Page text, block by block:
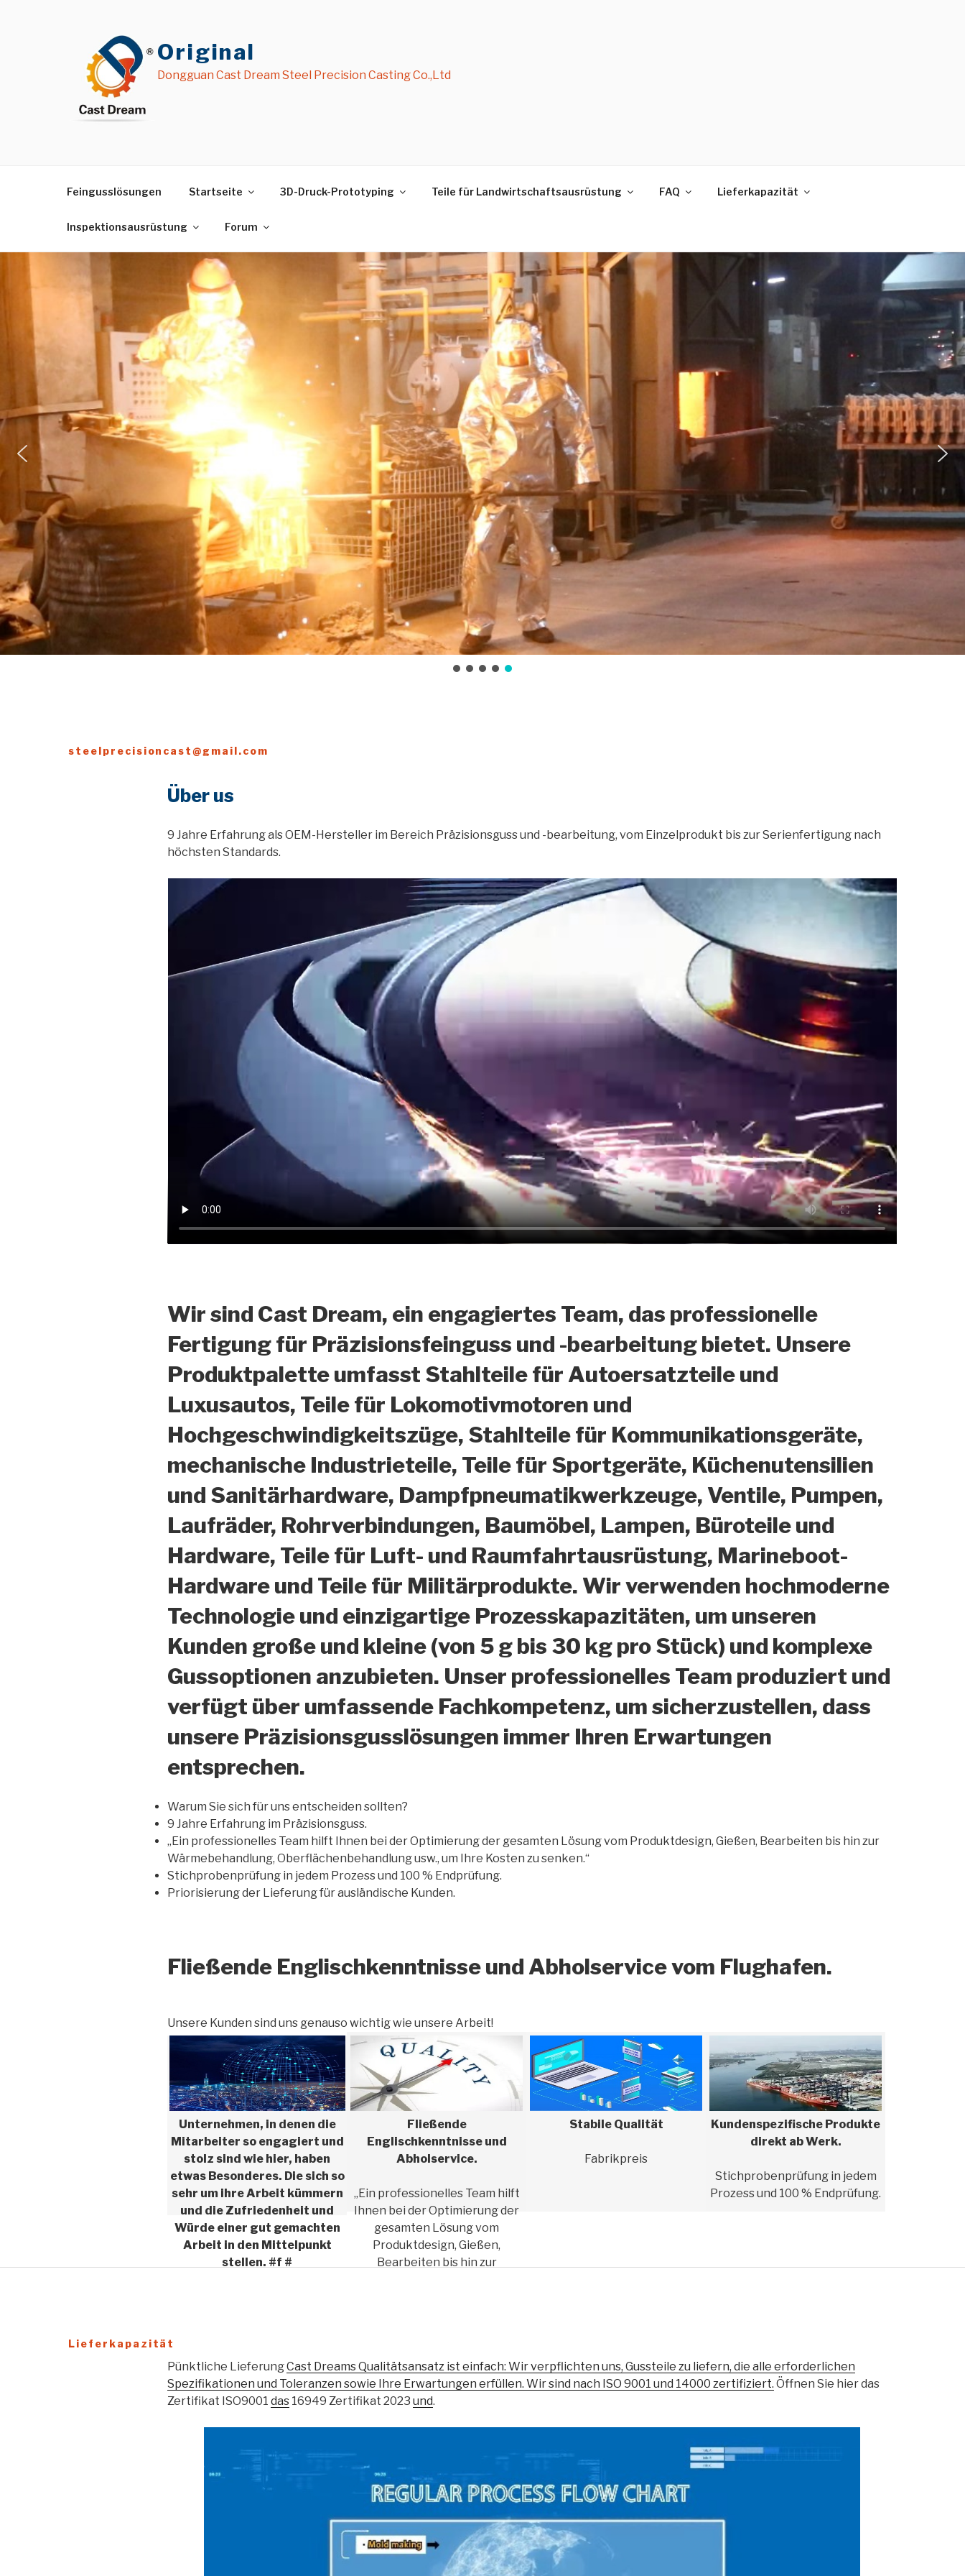
Original
Dongguan Cast Dream Steel Precision Casting Co.,Ltd
Feingusslösungen Startseite 3D-Druck-Prototyping Teile für Landwirtschaftsausrüstung FAQ Lieferkapazität
Inspektionsausrüstung Forum
steelprecisioncast@gmail.com
Über us
9 Jahre Erfahrung als OEM-Hersteller im Bereich Präzisionsguss und -bearbeitung, vom Einzelprodukt bis zur Serienfertigung nach
höchsten Standards.
Wir sind Cast Dream, ein engagiertes Team, das professionelle
Fertigung für Präzisionsfeinguss und -bearbeitung bietet. Unsere
Produktpalette umfasst Stahlteile für Autoersatzteile und
Luxusautos, Teile für Lokomotivmotoren und
Hochgeschwindigkeitszüge, Stahlteile für Kommunikationsgeräte,
mechanische Industrieteile, Teile für Sportgeräte, Küchenutensilien
und Sanitärhardware, Dampfpneumatikwerkzeuge, Ventile, Pumpen,
Laufräder, Rohrverbindungen, Baumöbel, Lampen, Büroteile und
Hardware, Teile für Luft- und Raumfahrtausrüstung, Marineboot-
Hardware und Teile für Militärprodukte. Wir verwenden hochmoderne
Technologie und einzigartige Prozesskapazitäten, um unseren
Kunden große und kleine (von 5 g bis 30 kg pro Stück) und komplexe
Gussoptionen anzubieten. Unser professionelles Team produziert und
verfügt über umfassende Fachkompetenz, um sicherzustellen, dass
unsere Präzisionsgusslösungen immer Ihren Erwartungen
entsprechen.
Warum Sie sich für uns entscheiden sollten?
9 Jahre Erfahrung im Präzisionsguss.
„Ein professionelles Team hilft Ihnen bei der Optimierung der gesamten Lösung vom Produktdesign, Gießen, Bearbeiten bis hin zur
Wärmebehandlung, Oberflächenbehandlung usw., um Ihre Kosten zu senken.“
Stichprobenprüfung in jedem Prozess und 100 % Endprüfung.
Priorisierung der Lieferung für ausländische Kunden.
Fließende Englischkenntnisse und Abholservice vom Flughafen.
Unsere Kunden sind uns genauso wichtig wie unsere Arbeit!
Unternehmen, in denen die
Mitarbeiter so engagiert und
stolz sind wie hier, haben
etwas Besonderes. Die sich so
sehr um ihre Arbeit kümmern
und die Zufriedenheit und
Würde einer gut gemachten
Arbeit in den Mittelpunkt
stellen. #f #
Fließende
Englischkenntnisse und
Abholservice.
„Ein professionelles Team hilft
Ihnen bei der Optimierung der
gesamten Lösung vom
Produktdesign, Gießen,
Bearbeiten bis hin zur
Stabile Qualität
Fabrikpreis
Kundenspezifische Produkte
direkt ab Werk.
Stichprobenprüfung in jedem
Prozess und 100 % Endprüfung.
Lieferkapazität
Pünktliche LieferungCast Dreams Qualitätsansatz ist einfach: Wir verpflichten uns, Gussteile zu liefern, die alle erforderlichen
Spezifikationen und Toleranzen sowie Ihre Erwartungen erfüllen. Wir sind nach ISO 9001 und 14000 zertifiziert. Öffnen Sie hier das
Zertifikat ISO9001das 16949 Zertifikat 2023und.